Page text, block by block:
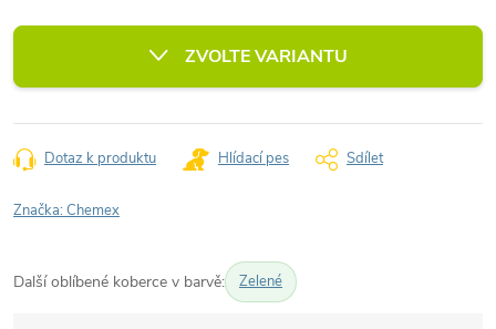
cena:
ZVOLTE VARIANTU
Dotaz k produktu Hlídací pes Sdílet
Značka:Chemex
Další oblíbené koberce v barvě: Zelené